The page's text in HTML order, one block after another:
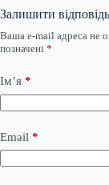
Залишити відповідь
Ваша e-mail адреса не
позначені *
Ім’я *
Email *